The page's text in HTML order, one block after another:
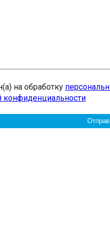
на обработку
конфиденциальности